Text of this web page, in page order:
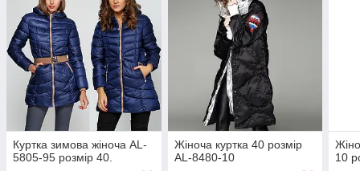
Куртка зимова жіноча AL-
5805-95 розмір 40.
Жіноча куртка 40 розмір
AL-8480-10
10